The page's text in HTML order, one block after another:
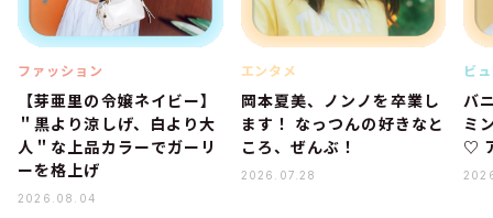
ファッション
【芽亜里の令嬢ネイビー】
＂黒より涼しげ、白より大
人＂な上品カラーでガーリ
ーを格上げ
2026.08.04
エンタメ
岡本夏美、ノンノを卒業し
ます！ なっつんの好きなと
ころ、ぜんぶ！
2026.07.28
ビ
バ
ミ
♡